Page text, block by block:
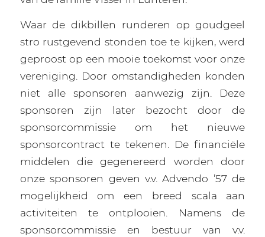
Waar de dikbillen runderen op goudgeel
stro rustgevend stonden toe te kijken, werd
geproost op een mooie toekomst voor onze
vereniging. Door omstandigheden konden
niet alle sponsoren aanwezig zijn. Deze
sponsoren zijn later bezocht door de
sponsorcommissie om het nieuwe
sponsorcontract te tekenen. De financiële
middelen die gegenereerd worden door
onze sponsoren geven v.v. Advendo ’57 de
mogelijkheid om een breed scala aan
activiteiten te ontplooien. Namens de
sponsorcommissie en bestuur van v.v.